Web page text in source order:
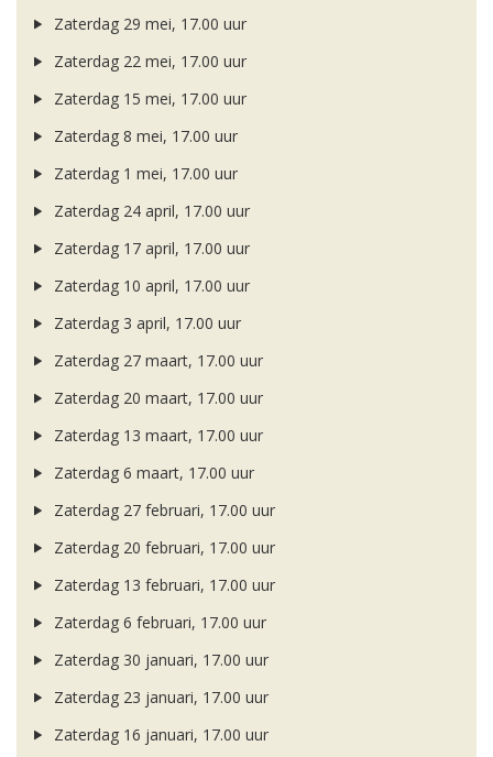
Zaterdag 29 mei, 17.00 uur
Zaterdag 22 mei, 17.00 uur
Zaterdag 15 mei, 17.00 uur
Zaterdag 8 mei, 17.00 uur
Zaterdag 1 mei, 17.00 uur
Zaterdag 24 april, 17.00 uur
Zaterdag 17 april, 17.00 uur
Zaterdag 10 april, 17.00 uur
Zaterdag 3 april, 17.00 uur
Zaterdag 27 maart, 17.00 uur
Zaterdag 20 maart, 17.00 uur
Zaterdag 13 maart, 17.00 uur
Zaterdag 6 maart, 17.00 uur
Zaterdag 27 februari, 17.00 uur
Zaterdag 20 februari, 17.00 uur
Zaterdag 13 februari, 17.00 uur
Zaterdag 6 februari, 17.00 uur
Zaterdag 30 januari, 17.00 uur
Zaterdag 23 januari, 17.00 uur
Zaterdag 16 januari, 17.00 uur